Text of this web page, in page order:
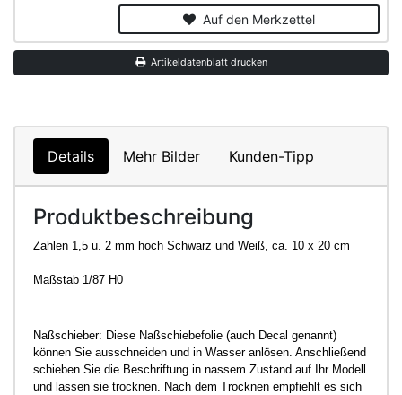
Auf den Merkzettel
Artikeldatenblatt drucken
Details Mehr Bilder Kunden-Tipp
Produktbeschreibung
Zahlen 1,5 u. 2 mm hoch Schwarz und Weiß, ca. 10 x 20 cm
Maßstab 1/87 H0
Naßschieber: Diese Naßschiebefolie (auch Decal genannt)
können Sie ausschneiden und in Wasser anlösen. Anschließend
schieben Sie die Beschriftung in nassem Zustand auf Ihr Modell
und lassen sie trocknen. Nach dem Trocknen empfiehlt es sich